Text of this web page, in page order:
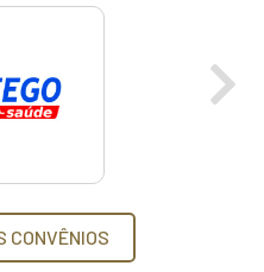
CONVÊNIOS